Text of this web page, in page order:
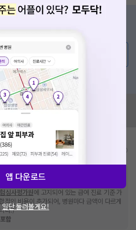
서비스에 다양한 게시글 보러가기
가 있나요?
비급여/급여 진료란?
비용 등으로 실제 가격과 상이할 수 있으니, 정확
접 문의해주세요.
심사평가원에 고지되어 있는 급여 진료 기준 가
적인 비용이 추가되어, 병원마다 금액이 다르게
다.)
함
앱 다운로드
일단 둘러볼게요!